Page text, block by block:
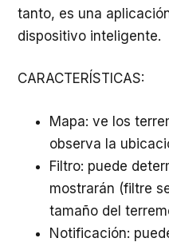
tanto, es una
dispositivo inteligente.
CARACTERÍSTICAS:
Mapa: ve los
observa la
Filtro: puede
mostrarán (filtre
tamaño del
Notificación: